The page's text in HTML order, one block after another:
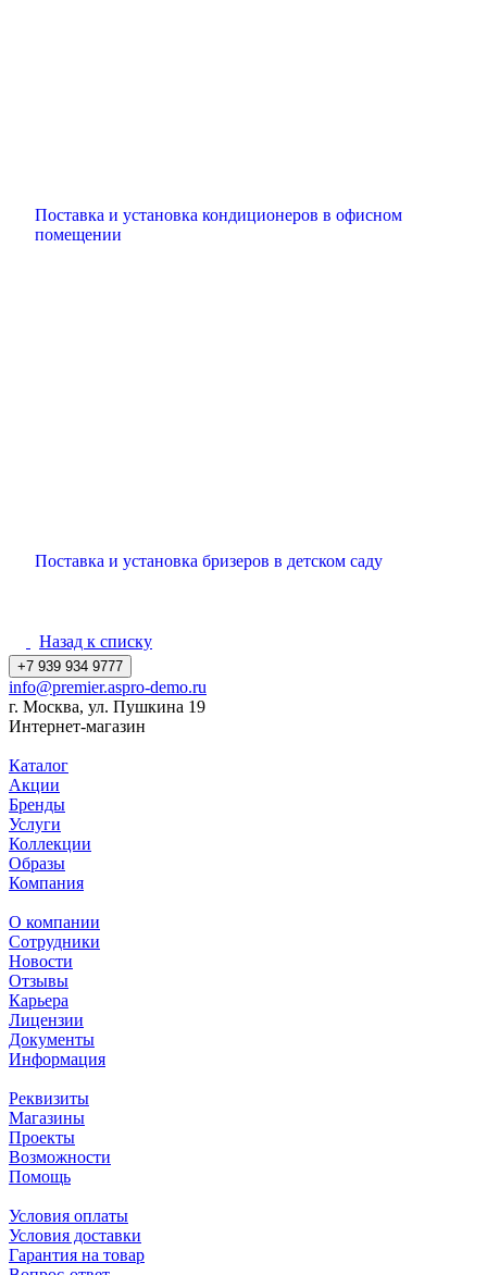
Поставка и установка кондиционеров в офисном
помещении
Поставка и установка бризеров в детском саду
Назад к списку
+7 939 934 9777
info@premier.aspro-demo.ru
г. Москва, ул. Пушкина 19
Интернет-магазин
Каталог
Акции
Бренды
Услуги
Коллекции
Образы
Компания
О компании
Сотрудники
Новости
Отзывы
Карьера
Лицензии
Документы
Информация
Реквизиты
Магазины
Проекты
Возможности
Помощь
Условия оплаты
Условия доставки
Гарантия на товар